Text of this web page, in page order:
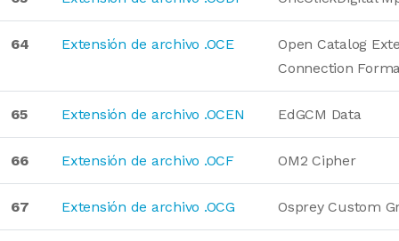
64 Extensión de archivo .OCE
Open Catalog
Connection
65 Extensión de archivo .OCEN EdGCM Data
66 Extensión de archivo .OCF OM2 Cipher
67 Extensión de archivo .OCG Osprey Custom